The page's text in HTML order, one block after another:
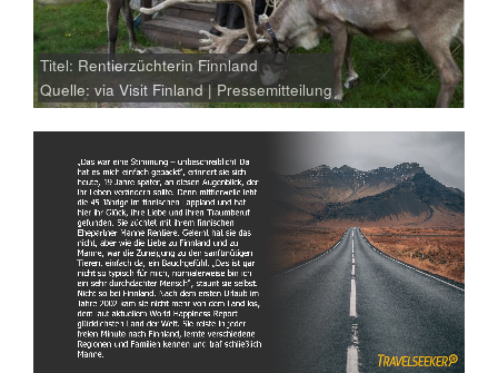
Titel: Rentierzüchterin Finnland
Quelle: via Visit Finland | Pressemitteilung